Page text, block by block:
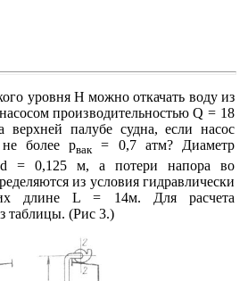
уровня Н можно откачать воду из
производительностью Q = 18
верхней палубе судна, если насос
не более рвак = 0,7 атм? Диаметр
= 0,125 м, а потери напора во
из условия гидравлически
длине L = 14м. Для расчета
таблицы. (Рис 3.)